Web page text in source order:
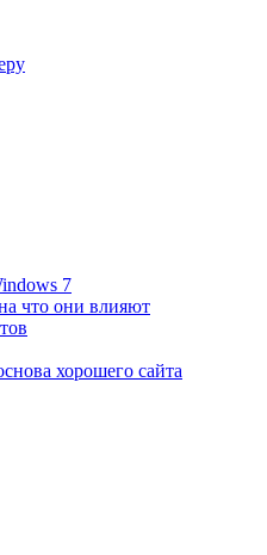
7
что они влияют
хорошего сайта